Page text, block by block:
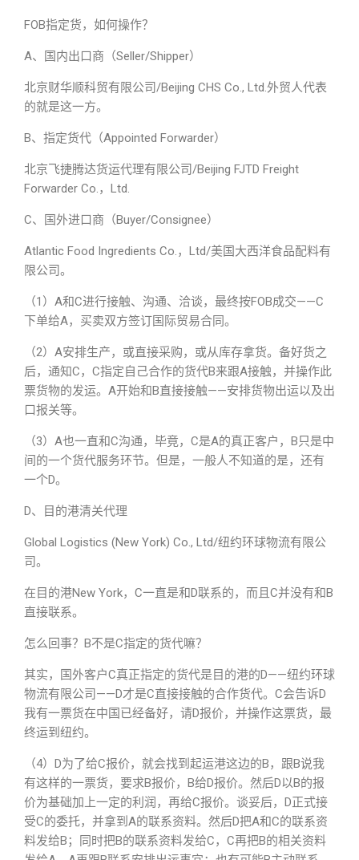
FOB指定货，如何操作？
A、国内出口商（Seller/Shipper）
北京财华顺科贸有限公司/Beijing CHS Co., Ltd.外贸人代表
的就是这一方。
B、指定货代（Appointed Forwarder）
北京飞捷腾达货运代理有限公司/Beijing FJTD Freight
Forwarder Co.，Ltd.
C、国外进口商（Buyer/Consignee）
Atlantic Food Ingredients Co.，Ltd/美国大西洋食品配料有
限公司。
（1）A和C进行接触、沟通、洽谈，最终按FOB成交——C
下单给A，买卖双方签订国际贸易合同。
（2）A安排生产，或直接采购，或从库存拿货。备好货之
后，通知C，C指定自己合作的货代B来跟A接触，并操作此
票货物的发运。A开始和B直接接触——安排货物出运以及出
口报关等。
（3）A也一直和C沟通，毕竟，C是A的真正客户，B只是中
间的一个货代服务环节。但是，一般人不知道的是，还有
一个D。
D、目的港清关代理
Global Logistics (New York) Co., Ltd/纽约环球物流有限公
司。
在目的港New York，C一直是和D联系的，而且C并没有和B
直接联系。
怎么回事？B不是C指定的货代嘛？
其实，国外客户C真正指定的货代是目的港的D——纽约环球
物流有限公司——D才是C直接接触的合作货代。C会告诉D
我有一票货在中国已经备好，请D报价，并操作这票货，最
终运到纽约。
（4）D为了给C报价，就会找到起运港这边的B，跟B说我
有这样的一票货，要求B报价，B给D报价。然后D以B的报
价为基础加上一定的利润，再给C报价。谈妥后，D正式接
受C的委托，并拿到A的联系资料。然后D把A和C的联系资
料发给B；同时把B的联系资料发给C，C再把B的相关资料